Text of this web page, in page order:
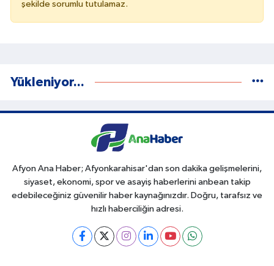
şekilde sorumlu tutulamaz.
Yükleniyor...
Afyon Ana Haber; Afyonkarahisar'dan son dakika gelişmelerini,
siyaset, ekonomi, spor ve asayiş haberlerini anbean takip
edebileceğiniz güvenilir haber kaynağınızdır. Doğru, tarafsız ve
hızlı haberciliğin adresi.